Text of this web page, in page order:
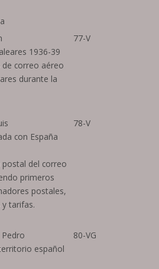
1936-39
correo aéreo
durante la
77-V
con España
del correo
primeros
postales,
tarifas.
78-V
español
80-VG